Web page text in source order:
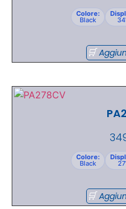
Colore:
Black
Colore:
Black